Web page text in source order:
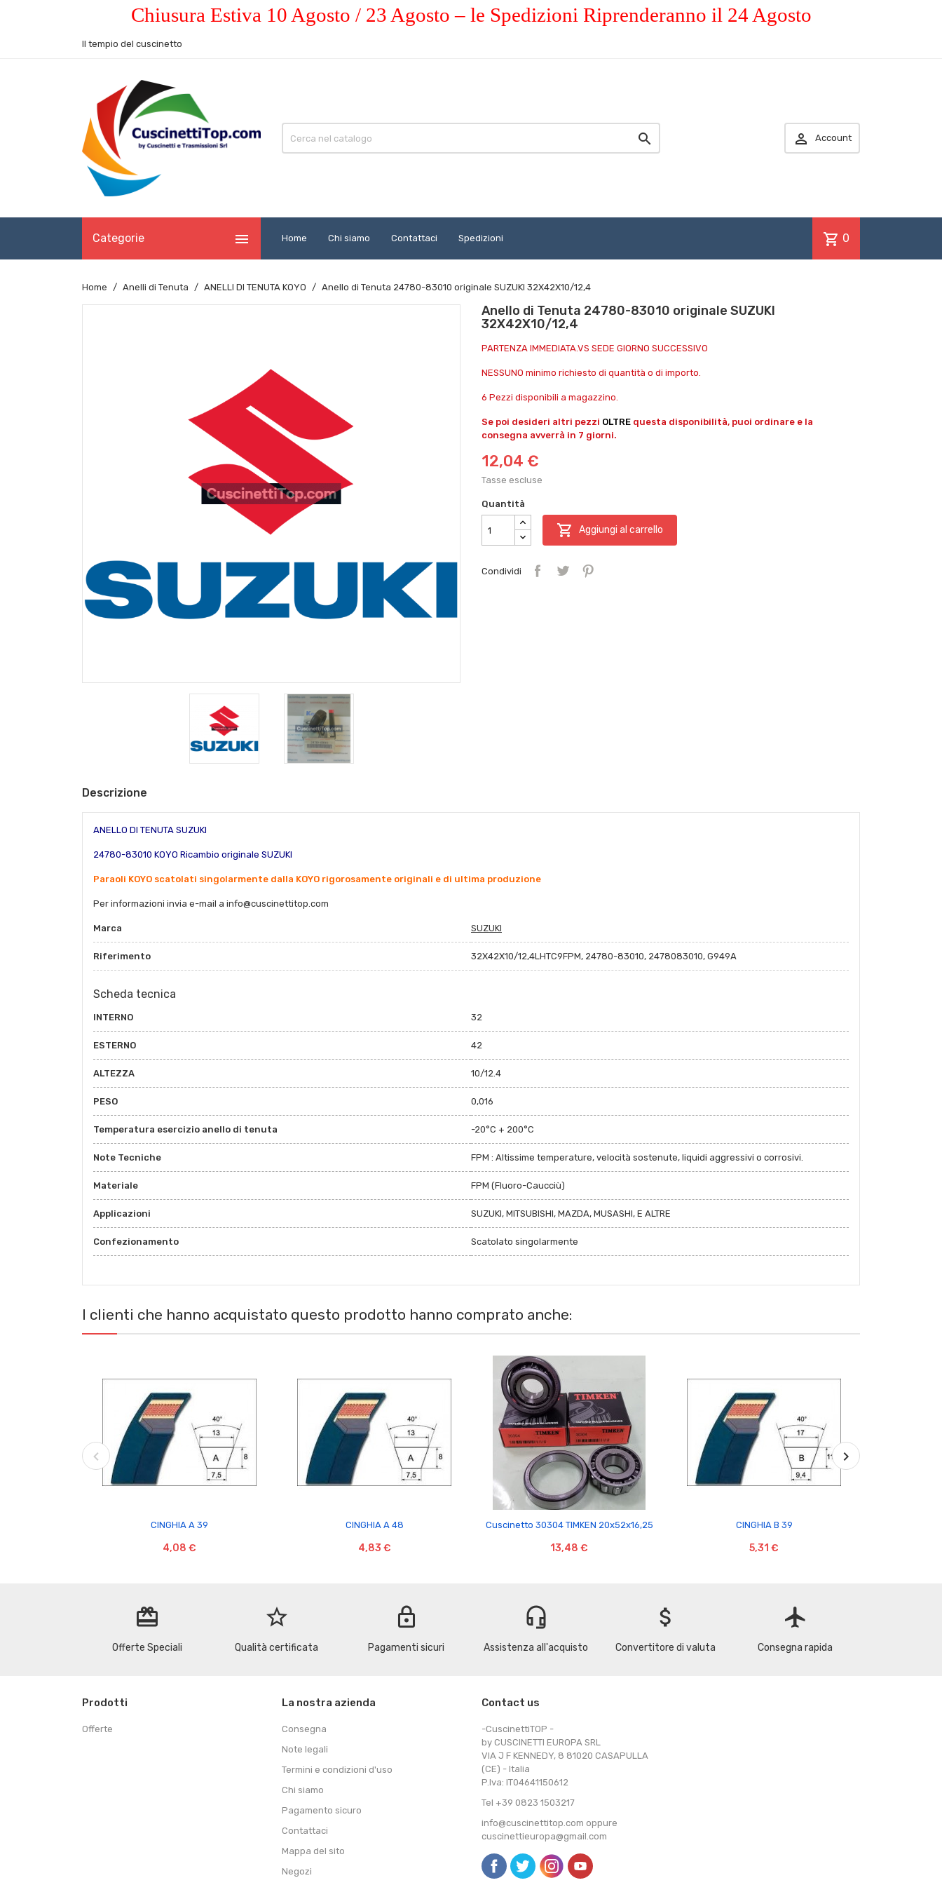
Chiusura Estiva 10 Agosto / 23 Agosto – le Spedizioni Riprenderanno il 24 Agosto
Il tempio del cuscinetto
  Account
Categorie  Home Chi siamo Contattaci Spedizioni shopping_cart 0
Home Anelli di Tenuta ANELLI DI TENUTA KOYO Anello di Tenuta 24780-83010 originale SUZUKI 32X42X10/12,4
Anello di Tenuta 24780-83010 originale SUZUKI
32X42X10/12,4
PARTENZA IMMEDIATA.VS SEDE GIORNO SUCCESSIVO
NESSUNO minimo richiesto di quantità o di importo.
6 Pezzi disponibili a magazzino.
Se poi desideri altri pezzi OLTRE questa disponibilità, puoi ordinare e la
consegna avverrà in 7 giorni.
12,04 €
Tasse escluse
Quantità
 Aggiungi al carrello
Condividi
Descrizione
ANELLO DI TENUTA SUZUKI
24780-83010 KOYO Ricambio originale SUZUKI
Paraoli KOYO scatolati singolarmente dalla KOYO rigorosamente originali e di ultima produzione
Per informazioni invia e-mail a info@cuscinettitop.com
Marca SUZUKI
Riferimento 32X42X10/12,4LHTC9FPM, 24780-83010, 2478083010, G949A
Scheda tecnica
INTERNO 32
ESTERNO 42
ALTEZZA 10/12.4
PESO 0,016
Temperatura esercizio anello di tenuta -20°C + 200°C
Note Tecniche FPM : Altissime temperature, velocità sostenute, liquidi aggressivi o corrosivi.
Materiale FPM (Fluoro-Caucciù)
Applicazioni SUZUKI, MITSUBISHI, MAZDA, MUSASHI, E ALTRE
Confezionamento Scatolato singolarmente
I clienti che hanno acquistato questo prodotto hanno comprato anche:

CINGHIA A 39
4,08 €

CINGHIA A 48
4,83 €

Cuscinetto 30304 TIMKEN 20x52x16,25
13,48 €

CINGHIA B 39
5,31 €
redeem
Offerte Speciali
star_border
Qualità certificata
lock
Pagamenti sicuri
headset_mic
Assistenza all'acquisto
attach_money
Convertitore di valuta
flight
Consegna rapida
Prodotti
Offerte
La nostra azienda
Consegna
Note legali
Termini e condizioni d'uso
Chi siamo
Pagamento sicuro
Contattaci
Mappa del sito
Negozi
Contact us
-CuscinettiTOP -
by CUSCINETTI EUROPA SRL
VIA J F KENNEDY, 8 81020 CASAPULLA
(CE) - Italia
P.Iva: IT04641150612
Tel +39 0823 1503217
info@cuscinettitop.com oppure
cuscinettieuropa@gmail.com